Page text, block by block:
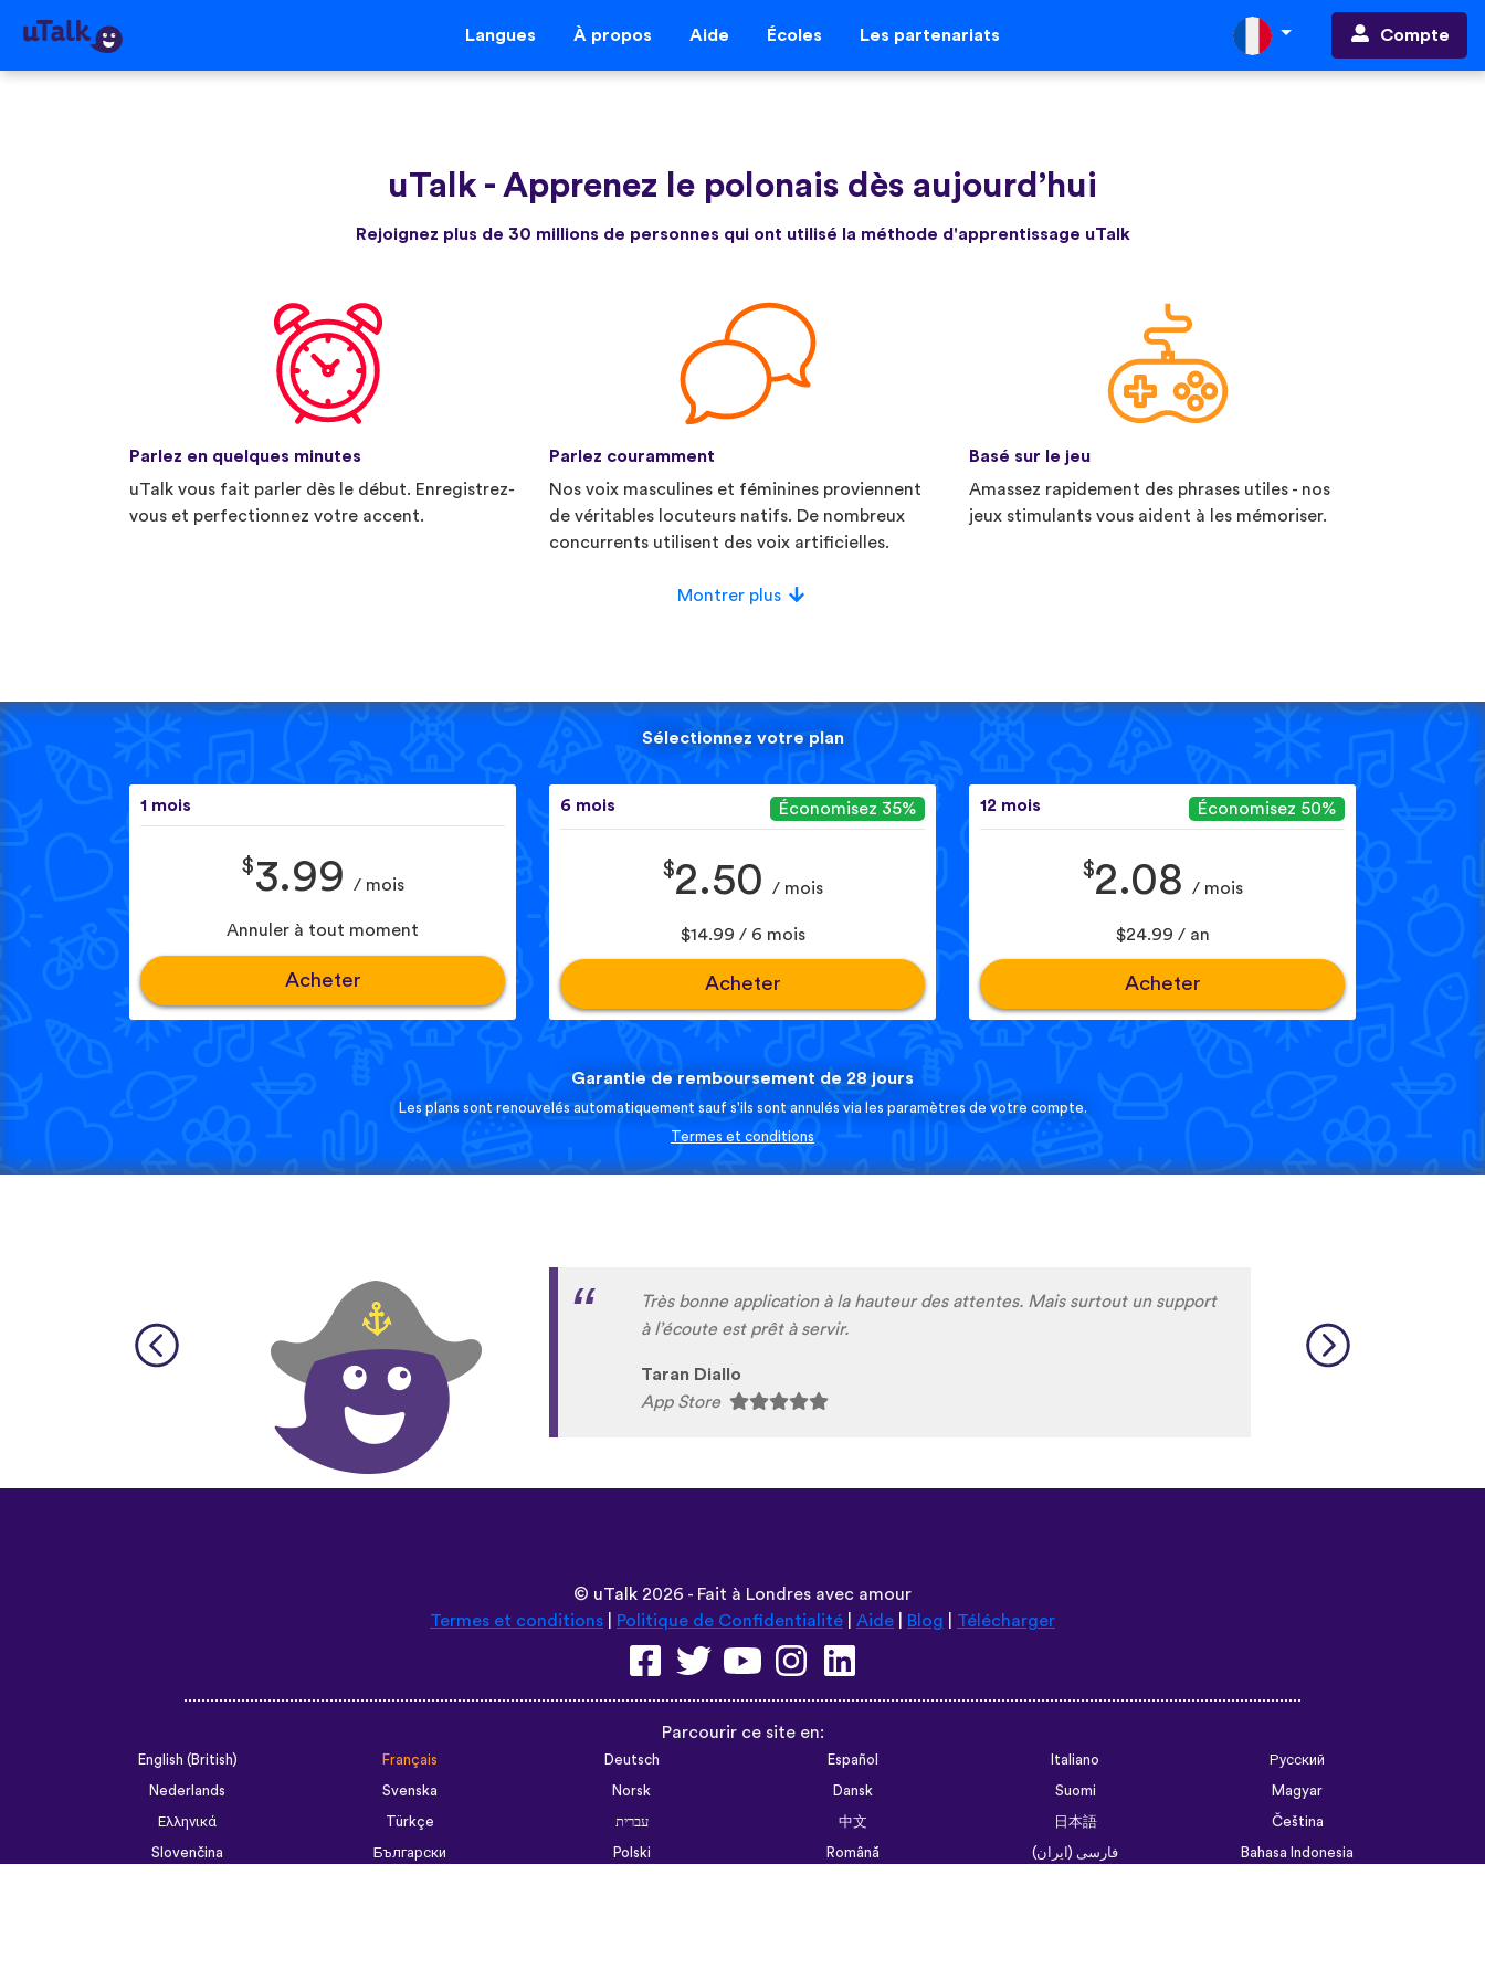
Langues À propos Aide Écoles Les partenariats Compte
uTalk - Apprenez le polonais dès aujourd’hui
Rejoignez plus de 30 millions de personnes qui ont utilisé la méthode d'apprentissage uTalk
Parlez en quelques minutes
uTalk vous fait parler dès le début. Enregistrez-
vous et perfectionnez votre accent.
Parlez couramment
Nos voix masculines et féminines proviennent
de véritables locuteurs natifs. De nombreux
concurrents utilisent des voix artificielles.
Basé sur le jeu
Amassez rapidement des phrases utiles - nos
jeux stimulants vous aident à les mémoriser.
Montrer plus
Sélectionnez votre plan
1 mois
$3.99 / mois
Annuler à tout moment
Acheter
6 mois Économisez 35%
$2.50 / mois
$14.99 / 6 mois
Acheter
12 mois Économisez 50%
$2.08 / mois
$24.99 / an
Acheter
Garantie de remboursement de 28 jours
Les plans sont renouvelés automatiquement sauf s'ils sont annulés via les paramètres de votre compte.
Termes et conditions
Termes et conditions|Politique de Confidentialité| Aide|Blog
Parcourir ce site en:
Nederlands
Svenska Norsk Dansk Suomi
Magyar
Ελληνικά
Türkçe עברית 中文 日本語
Čeština
Slovenčina
Български Polski Română فارسی (ایران)
Bahasa Indonesia
ไทย
Tiếng Việt 한국어 Português do Brasil Українська
العربية الرسمية الحديثة